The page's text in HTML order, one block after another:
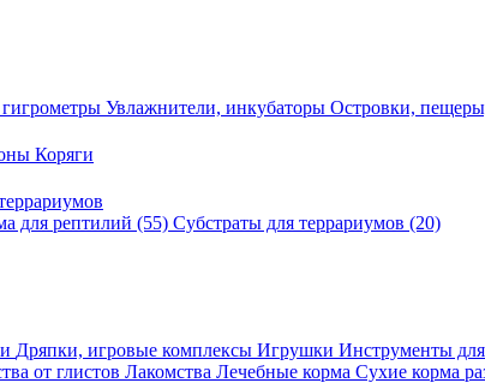
Увлажнители, инкубаторы Островки,
Коряги
для рептилий (55) Субстраты для террариумов (20)
Дряпки, игровые комплексы Игрушки Инструменты для
от глистов Лакомства Лечебные корма Сухие корма